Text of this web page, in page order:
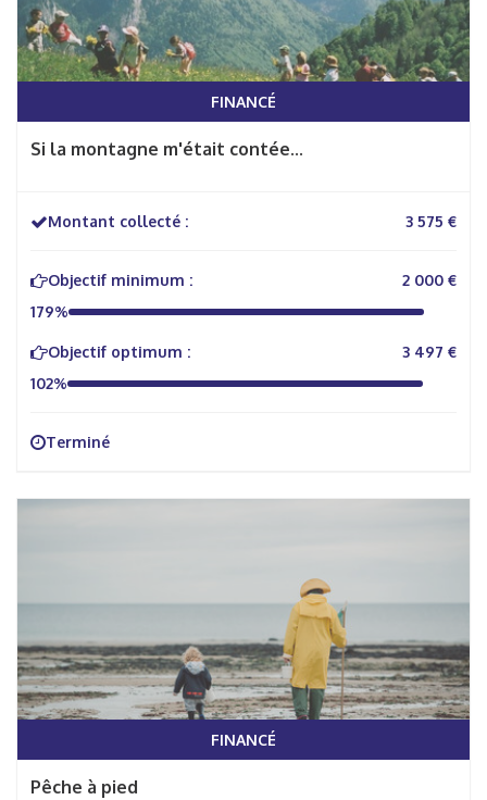
FINANCÉ
Si la montagne m'était contée...
Montant collecté : 3 575 €
Objectif minimum :
2 000 €
179%
Objectif optimum :
3 497 €
102%
Terminé
FINANCÉ
Pêche à pied